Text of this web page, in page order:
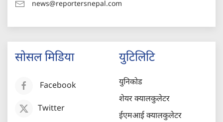
news@reportersnepal.com
सोसल मिडिया
Facebook
Twitter
युटिलिटि
युनिकोड
शेयर क्यालकुलेटर
ईएमआई क्यालकुलेटर